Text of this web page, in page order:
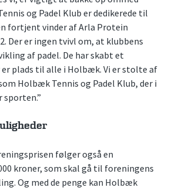
og Padel Klub er dedikerede til
fortjent vinder af Arla Protein
Der er ingen tvivl om, at klubbens
af padel. De har skabt et
plads til alle i Holbæk. Vi er stolte af
Holbæk Tennis og Padel Klub, der i
sporten.”
følger også en
kroner, som skal gå til foreningens
Og med de penge kan Holbæk